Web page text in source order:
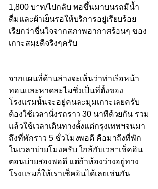
1,800 บาท/ไปกลับ พอขึ้นมาบนรถมีน้ำ
ดื่มและผ้าเย็นรอให้บริการอยู่เรียบร้อย
เรียกว่าชื่นใจจากสภาพอากาศร้อนๆ ของ
เกาะสมุยดีจริงๆครับ
จากแผนที่ด้านล่างจะเห็นว่าท่าเรือหน้า
ทอนและหาดละไมซึ่งเป็นที่ตั้งของ
โรงแรมนั้นจะอยู่คนละมุมเกาะเลยครับ
ต้องใช้เวลานั่งรถราว 30 นาทีด้วยกัน รวม
แล้วใช้เวลาเดินทางตั้งแต่กรุงเทพฯจนมา
ถึงที่พักราว 5 ชั่วโมงพอดี คือมาถึงที่พัก
ในเวลาบ่ายโมงครับ ใกล้กับเวลาเช็คอิน
ตอนบ่ายสองพอดี แต่ถ้าห้องว่างอยู่ทาง
โรงแรมก็ให้เราเช็คอินได้เลยเช่นกัน